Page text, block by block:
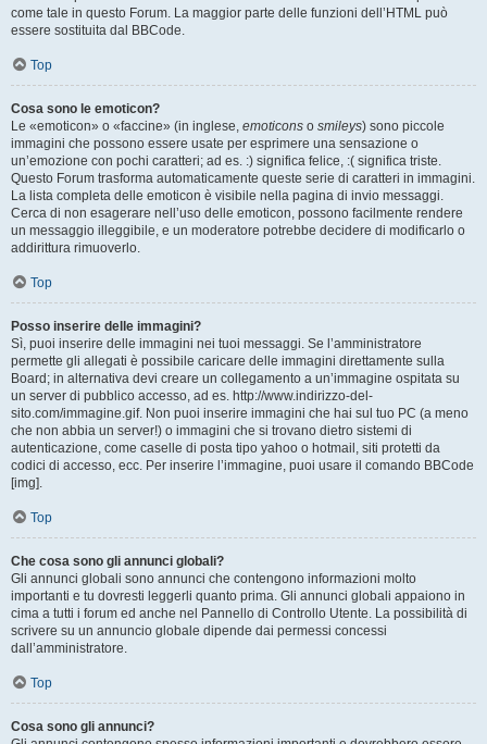
come tale in questo Forum. La maggior parte delle funzioni dell’HTML può
essere sostituita dal BBCode.
Top
Cosa sono le emoticon?
Le «emoticon» o «faccine» (in inglese, emoticons o smileys) sono piccole
immagini che possono essere usate per esprimere una sensazione o
un’emozione con pochi caratteri; ad es. :) significa felice, :( significa triste.
Questo Forum trasforma automaticamente queste serie di caratteri in immagini.
La lista completa delle emoticon è visibile nella pagina di invio messaggi.
Cerca di non esagerare nell’uso delle emoticon, possono facilmente rendere
un messaggio illeggibile, e un moderatore potrebbe decidere di modificarlo o
addirittura rimuoverlo.
Top
Posso inserire delle immagini?
Sì, puoi inserire delle immagini nei tuoi messaggi. Se l’amministratore
permette gli allegati è possibile caricare delle immagini direttamente sulla
Board; in alternativa devi creare un collegamento a un’immagine ospitata su
un server di pubblico accesso, ad es. http://www.indirizzo-del-
sito.com/immagine.gif. Non puoi inserire immagini che hai sul tuo PC (a meno
che non abbia un server!) o immagini che si trovano dietro sistemi di
autenticazione, come caselle di posta tipo yahoo o hotmail, siti protetti da
codici di accesso, ecc. Per inserire l’immagine, puoi usare il comando BBCode
[img].
Top
Che cosa sono gli annunci globali?
Gli annunci globali sono annunci che contengono informazioni molto
importanti e tu dovresti leggerli quanto prima. Gli annunci globali appaiono in
cima a tutti i forum ed anche nel Pannello di Controllo Utente. La possibilità di
scrivere su un annuncio globale dipende dai permessi concessi
dall’amministratore.
Top
Cosa sono gli annunci?